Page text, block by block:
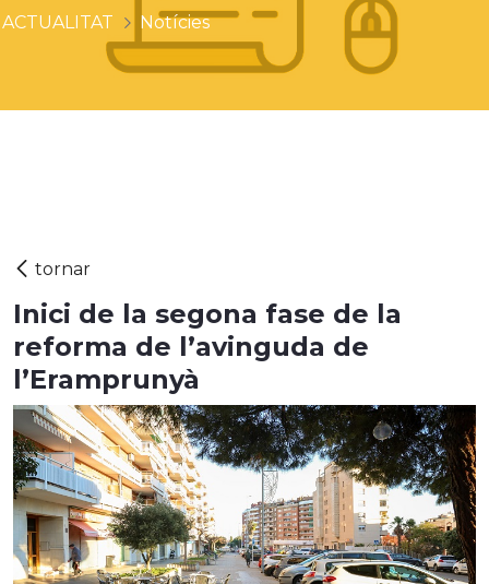
ACTUALITAT Notícies
Inici de la segona fase de la
reforma de l’avinguda de
l’Eramprunyà